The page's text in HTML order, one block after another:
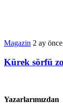
Magazin 2 ay önce
Kürek sörfü
Yazarlarımızdan